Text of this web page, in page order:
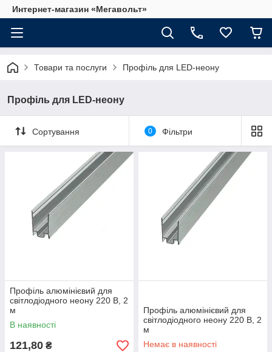
Интернет-магазин «Мегавольт»
Товари та послуги Профіль для LED-неону
Профіль для LED-неону
Сортування 0 Фільтри
Профіль алюмінієвий для
світлодіодного неону 220 В, 2
м
В наявності
121,80 ₴
Профіль алюмінієвий для
світлодіодного неону 220 В, 2
м
Немає в наявності